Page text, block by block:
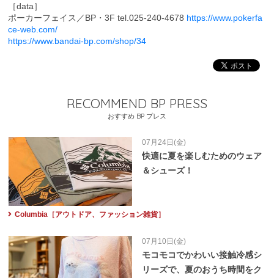
［data］
ポーカーフェイス ／BP・3Ftel.025-240-4678 https://www.pokerfa
ce-web.com/
https://www.bandai-bp.com/shop/34
RECOMMEND BP PRESS
おすすめ BP プレス
07月24日(金)
快適に夏を楽しむためのウェア
＆シューズ！
Columbia［アウトドア、ファッション雑貨］
07月10日(金)
モコモコでかわいい接触冷感シ
リーズで、夏のおうち時間をク